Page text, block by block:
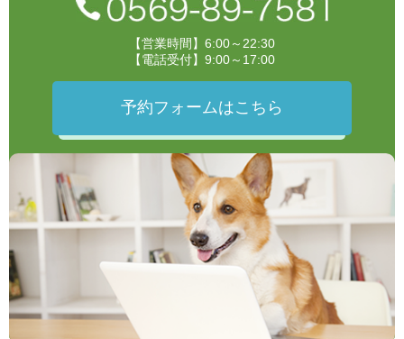
【営業時間】6:00～22:30
【電話受付】9:00～17:00
予約フォームはこちら